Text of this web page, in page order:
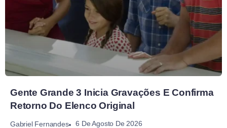
Gente Grande 3 Inicia Gravações E Confirma
Retorno Do Elenco Original
Gabriel Fernandes 6 De Agosto De 2026